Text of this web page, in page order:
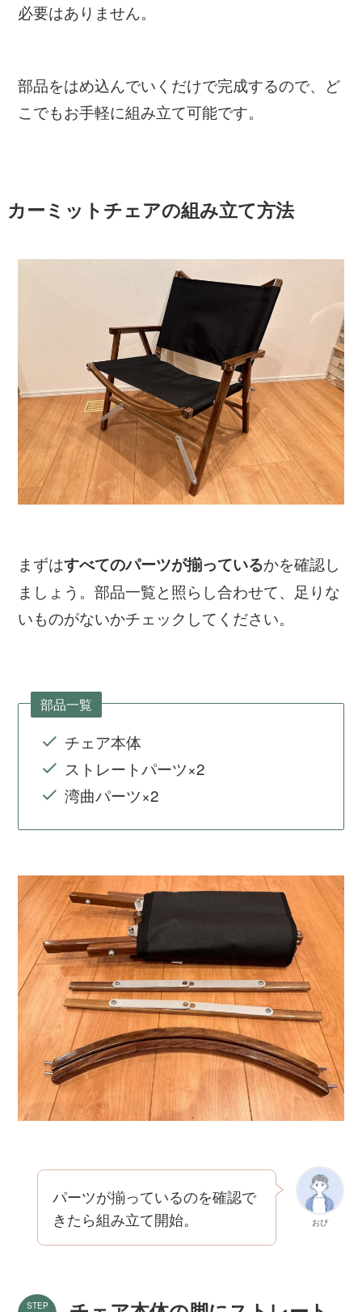
必要はありません。
部品をはめ込んでいくだけで完成するので、ど
こでもお手軽に組み立て可能です。
カーミットチェアの組み立て方法
まずはすべてのパーツが揃っているかを確認し
ましょう。部品一覧と照らし合わせて、足りな
いものがないかチェックしてください。
部品一覧
チェア本体
ストレートパーツ×2
湾曲パーツ×2
おぴ
パーツが揃っているのを確認で
きたら組み立て開始。
STEP